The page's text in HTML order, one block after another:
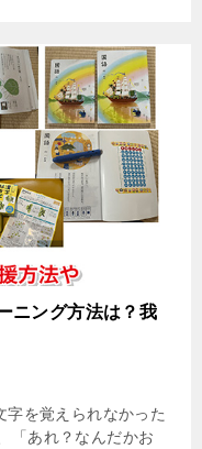
ニング方法は？我
を覚えられなかった
「あれ？なんだかお